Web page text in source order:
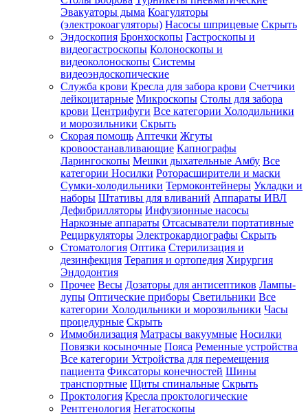
Эвакуаторы дыма Коагуляторы
(электрокоагуляторы) Насосы шприцевые Скрыть
Эндоскопия Бронхоскопы Гастроскопы и
видеогастроскопы Колоноскопы и
видеоколоноскопы Системы
видеоэндоскопические
Служба крови Кресла для забора крови Счетчики
лейкоцитарные Микроскопы Столы для забора
крови Центрифуги Все категории Холодильники
и морозильники Скрыть
Скорая помощь Аптечки Жгуты
кровоостанавливающие Капнографы
Ларингоскопы Мешки дыхательные Амбу Все
категории Носилки Роторасширители и маски
Сумки-холодильники Термоконтейнеры Укладки и
наборы Штативы для вливаний Аппараты ИВЛ
Дефибрилляторы Инфузионные насосы
Наркозные аппараты Отсасыватели портативные
Рециркуляторы Электрокардиографы Скрыть
Стоматология Оптика Стерилизация и
дезинфекция Терапия и ортопедия Хирургия
Эндодонтия
Прочее Весы Дозаторы для антисептиков Лампы-
лупы Оптические приборы Светильники Все
категории Холодильники и морозильники Часы
процедурные Скрыть
Иммобилизация Матрасы вакуумные Носилки
Повязки косыночные Пояса Ременные устройства
Все категории Устройства для перемещения
пациента Фиксаторы конечностей Шины
транспортные Щиты спинальные Скрыть
Проктология Кресла проктологические
Рентгенология Негатоскопы